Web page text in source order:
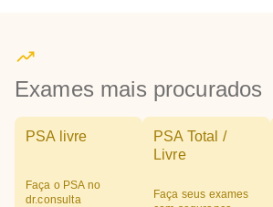
Exames mais procurados
PSA livre
Faça o PSA no
dr.consulta
PSA Total /
Livre
Faça seus exames